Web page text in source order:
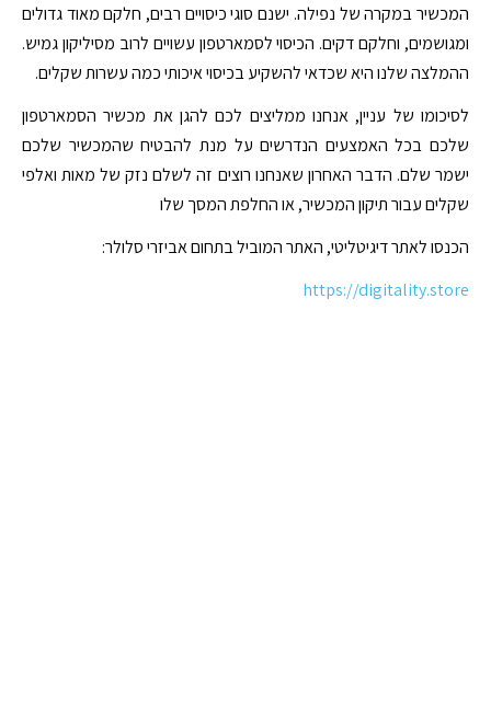
המכשיר במקרה של נפילה. ישנם סוגי כיסויים רבים, חלקם מאוד גדולים
ומגושמים, וחלקם דקים. הכיסוי לסמארטפון עשויים לרוב מסיליקון גמיש.
ההמלצה שלנו היא שכדאי להשקיע בכיסוי איכותי כמה עשרות שקלים.
לסיכומו של עניין, אנחנו ממליצים לכם להגן את מכשיר הסמארטפון
שלכם בכל האמצעים הנדרשים על מנת להבטיח שהמכשיר שלכם
ישמר שלם. הדבר האחרון שאנחנו רוצים זה לשלם נזק של מאות ואלפי
שקלים עבור תיקון המכשיר, או החלפת המסך שלו
הכנסו לאתר דיגיטליטי, האתר המוביל בתחום אביזרי סלולר:
https://digitality.store